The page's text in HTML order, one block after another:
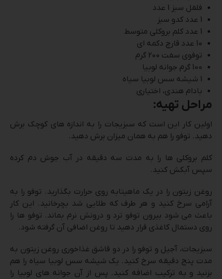
فلفل سبز 1 عدد
1 عدد کدو سبز
1 عدد کلم بروکلی متوسط
10 عدد قارچ دکمه ای
توفوی سفت 200 گرم
100 گرم جوانه لوبیا
1 شیشه سس لوبیا سیاه
بادام هندی، اختیاری
مراحل تهیه:
اولین کار این است که سبزیجات را به اندازه های کوچک برش
دهید. توفو را هم به همان میزان برش دهید.
کلم بروکلی ها را به مدت سه دقیقه در آب جوش دم کرده
سپس آبکش کنید.
روغن زیتون را در یک ماهیتابه روی حرارت بگذارید. توفو را به
آرامی سرخ کنید و هر طرف که طلایی شد بچرخانید. این کار
باعث می شود بیرون توفو ترد و درونش نرم بماند. توفو ها را
روی دستمال کاغذی قرار دهید تا روغن اضافی آن گرفته شود.
سبزیجات، آجیل و توفو را در دو قاشق غذاخوری روغن زیتون به
مدت پنج دقیقه سرخ کنید. یک شیشه سس لوبیا سیاه را هم
بزنید و به ترکیب اضافه کنید. پس از آن جوانه های لوبیا را